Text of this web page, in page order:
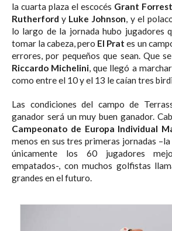
la cuarta plaza el escocés Grant Forrest
Rutherford y Luke Johnson, y el
lo largo de la jornada hubo jugadores
tomar la cabeza, pero El Prat es un
errores, por pequeños que sean. Que
Riccardo Michelini, que llegó a
como entre el 10 y el 13 le caían tres
Las condiciones del campo de
ganador será un muy buen ganador.
Campeonato de Europa Individual
menos en sus tres primeras jornadas
únicamente los 60 jugadores
empatados-, con muchos golfistas
grandes en el futuro.